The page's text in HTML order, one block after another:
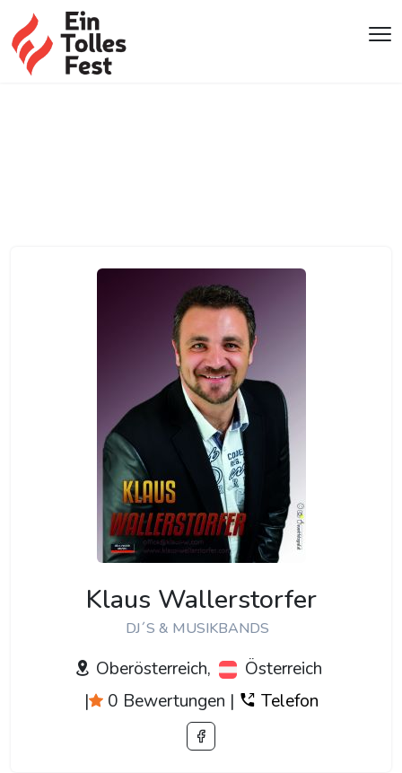
Klaus Wallerstorfer
DJ´S & MUSIKBANDS
Oberösterreich,
Österreich
|
0 Bewertungen | Telefon